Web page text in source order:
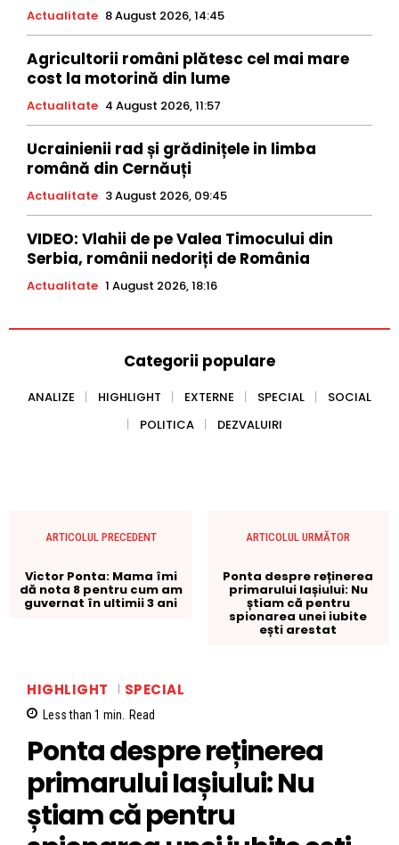
Actualitate 8 August 2026, 14:45
Agricultorii români plătesc cel mai mare
cost la motorină din lume
Actualitate 4 August 2026, 11:57
Ucrainienii rad și grădinițele in limba
română din Cernăuți
Actualitate 3 August 2026, 09:45
VIDEO: Vlahii de pe Valea Timocului din
Serbia, românii nedoriți de România
Actualitate 1 August 2026, 18:16
Categorii populare
ANALIZE HIGHLIGHT EXTERNE SPECIAL
SOCIAL
POLITICA
DEZVALUIRI
ARTICOLUL PRECEDENT
Victor Ponta: Mama îmi
dă nota 8 pentru cum am
guvernat în ultimii 3 ani
ARTICOLUL URMĂTOR
Ponta despre reținerea
primarului Iașiului: Nu
știam că pentru
spionarea unei iubite
ești arestat